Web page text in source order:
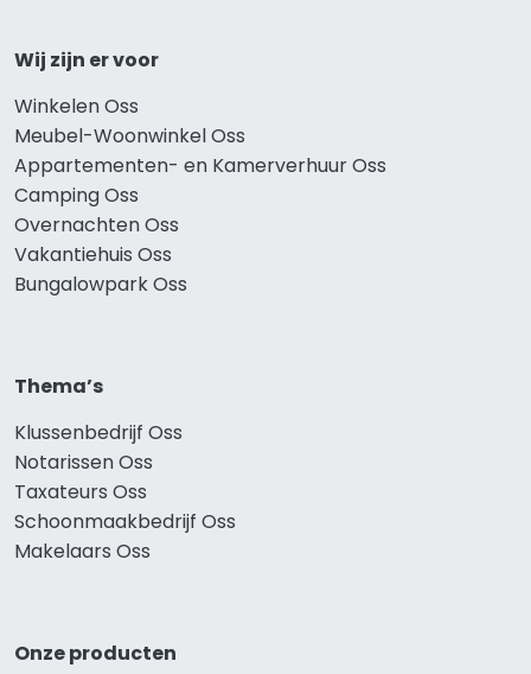
Wij zijn er voor
Winkelen Oss
Meubel-Woonwinkel Oss
Appartementen- en Kamerverhuur Oss
Camping Oss
Overnachten Oss
Vakantiehuis Oss
Bungalowpark Oss
Thema’s
Klussenbedrijf Oss
Notarissen Oss
Taxateurs Oss
Schoonmaakbedrijf Oss
Makelaars Oss
Onze producten